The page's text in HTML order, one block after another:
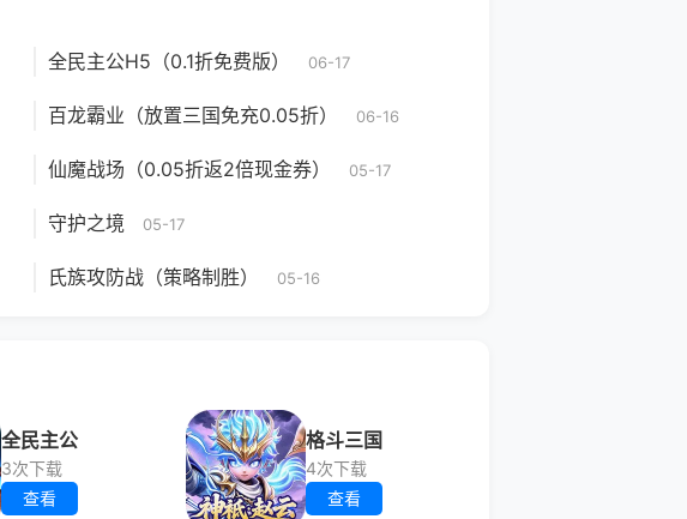
全民主公H5（0.1折免费版） 06-17
百龙霸业（放置三国免充0.05折） 06-16
仙魔战场（0.05折返2倍现金券） 05-17
守护之境 05-17
氏族攻防战（策略制胜） 05-16
全民主公
3次下载
查看
格斗三国
4次下载
查看